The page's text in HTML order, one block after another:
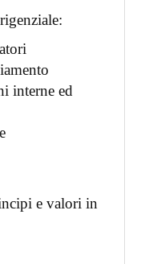
interne ed
e valori in